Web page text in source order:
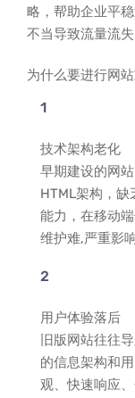
略，帮助企业平
不当导致流量流
为什么要进行网
技术架构老化
早期建设的网
HTML架构，
能力，在移动
维护难,严重影
用户体验落后
旧版网站往往
的信息架构和
观、快速响应